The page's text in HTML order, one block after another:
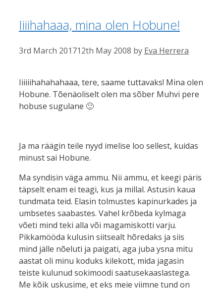
Iiiihahaaa, mina olen Hobune!
3rd March 201712th May 2008 by Eva Herrera
Iiiiiihahahahaaa, tere, saame tuttavaks! Mina olen
Hobune. Tõenäoliselt olen ma sõber Muhvi pere
hobuse sugulane 🙂
Ja ma räägin teile nyyd imelise loo sellest, kuidas
minust sai Hobune.
Ma syndisin väga ammu. Nii ammu, et keegi päris
täpselt enam ei teagi, kus ja millal. Astusin kaua
tundmata teid. Elasin tolmustes kapinurkades ja
umbsetes saabastes. Vahel krõbeda kylmaga
võeti mind teki alla või magamiskotti varju.
Pikkamööda kulusin siitsealt hõredaks ja siis
mind jälle nõeluti ja paigati, aga juba ysna mitu
aastat oli minu koduks kilekott, mida jagasin
teiste kulunud sokimoodi saatusekaaslastega.
Me kõik uskusime, et eks meie viimne tund on